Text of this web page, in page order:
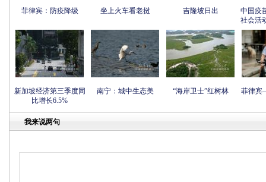
菲律宾：防疫降级 坐上火车看老挝 吉隆坡日出
中国疫
社会活
新加坡经济第三季度同
比增长6.5%
南宁：城中生态美 “海岸卫士”红树林 菲律宾
我来说两句